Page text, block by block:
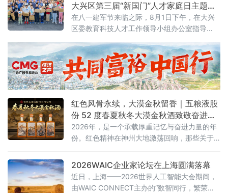
大兴区第三届“新国门”人才家庭日主题沙
龙活动圆满举行
在八一建军节来临之际，8月1日下午，在大兴
区委教育科技人才工作领导小组办公室指导
聚大兴同成长，筑梦国门向未来”大兴区第三
届“新国门”人才家庭日主题沙龙活动。
红色风骨永续，大漠金秋留香｜五粮液股
份 52 度春夏秋冬大漠金秋酒致敬奋进时
代
2026年，是一个承载厚重记忆与奋进力量的年
份。红色精神在神州大地激荡回响，那些关于
鲜明的底色。
2026WAIC企业家论坛在上海圆满落幕
近日，上海——2026世界人工智能大会期间，
由WAIC CONNECT主办的“数智同行，繁荣共